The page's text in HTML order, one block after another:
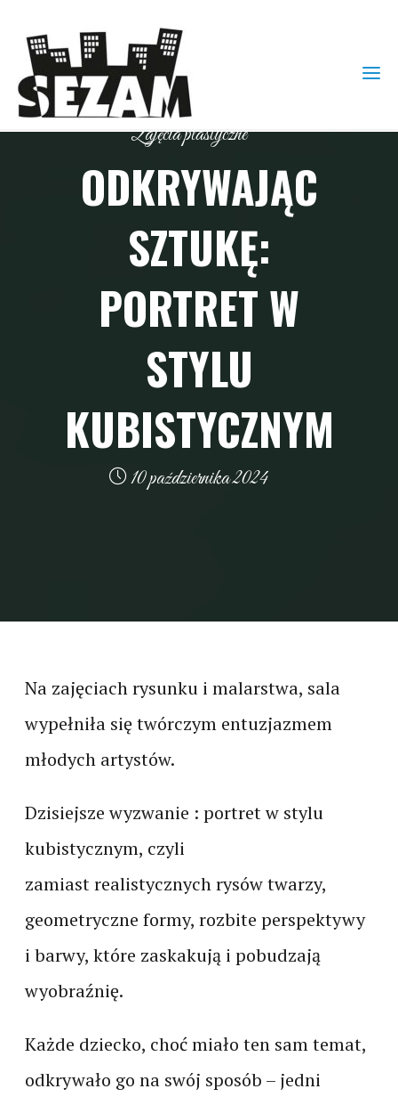
Zajęcia plastyczne
ODKRYWAJĄC
SZTUKĘ:
PORTRET W
STYLU
KUBISTYCZNYM
10 października 2024
Na zajęciach rysunku i malarstwa, sala
wypełniła się twórczym entuzjazmem
młodych artystów.
Dzisiejsze wyzwanie : portret w stylu
kubistycznym, czyli
zamiast realistycznych rysów twarzy,
geometryczne formy, rozbite perspektywy
i barwy, które zaskakują i pobudzają
wyobraźnię.
Każde dziecko, choć miało ten sam temat,
odkrywało go na swój sposób – jedni